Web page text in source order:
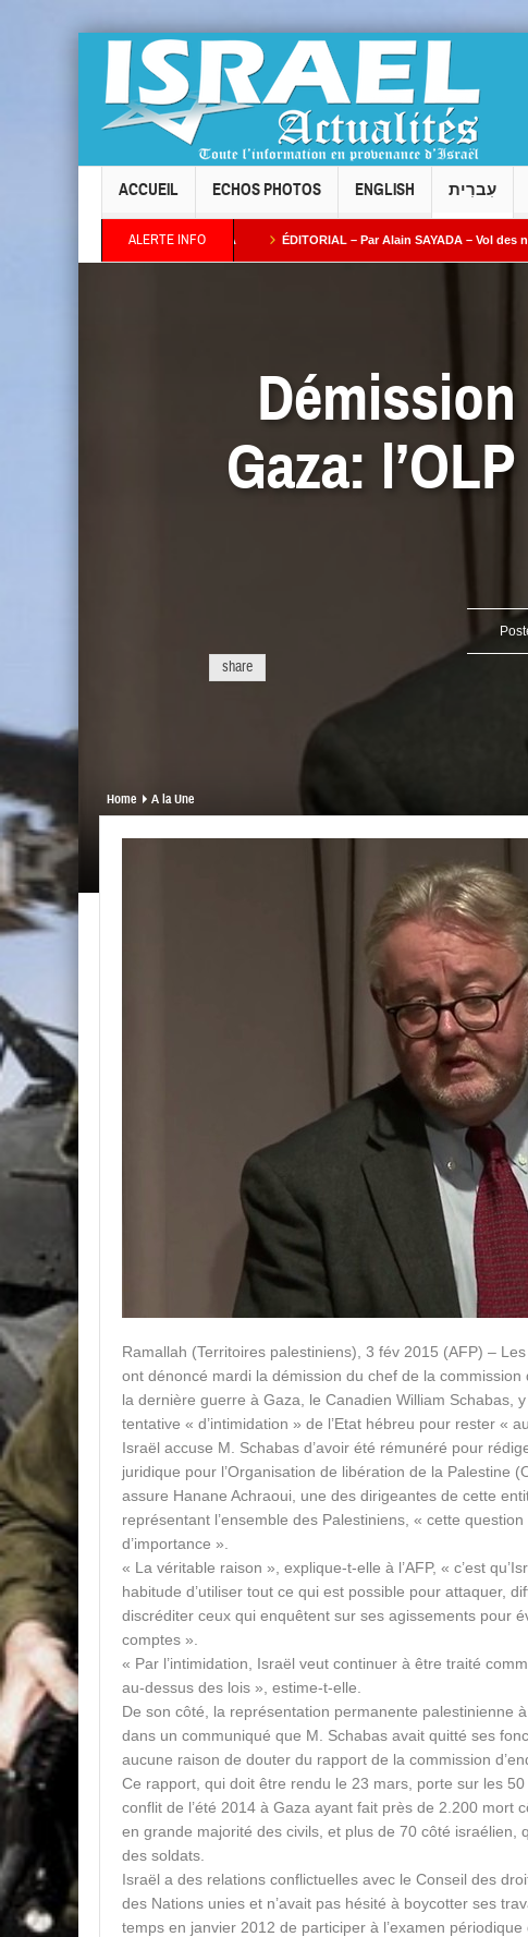
ACCUEIL ECHOS PHOTOS ENGLISH עִברִית
ALERTE INFO
Taïeb par Alain AZRIA ÉDITORIAL – Par Alain SAYADA – Vol des neuf Sifrei
Démission
Gaza:
share
Home A la Une
Ramallah (Territoires palestiniens), 3 fév 2015 (AFP) –
ont dénoncé mardi la démission du chef de la commission
la dernière guerre à Gaza, le Canadien William Schabas,
tentative « d’intimidation » de l’Etat hébreu pour rester «
Israël accuse M. Schabas d’avoir été rémunéré pour
juridique pour l’Organisation de libération de la Palestine
assure Hanane Achraoui, une des dirigeantes de cette
représentant l’ensemble des Palestiniens, « cette question
d’importance ».
« La véritable raison », explique-t-elle à l’AFP, « c’est
habitude d’utiliser tout ce qui est possible pour attaquer,
discréditer ceux qui enquêtent sur ses agissements pour
comptes ».
« Par l’intimidation, Israël veut continuer à être traité
au-dessus des lois », estime-t-elle.
De son côté, la représentation permanente palestinienne à
dans un communiqué que M. Schabas avait quitté ses
aucune raison de douter du rapport de la commission
Ce rapport, qui doit être rendu le 23 mars, porte sur les 50
conflit de l’été 2014 à Gaza ayant fait près de 2.200 mort
en grande majorité des civils, et plus de 70 côté israélien,
des soldats.
Israël a des relations conflictuelles avec le Conseil des
des Nations unies et n’avait pas hésité à boycotter ses
temps en janvier 2012 de participer à l’examen